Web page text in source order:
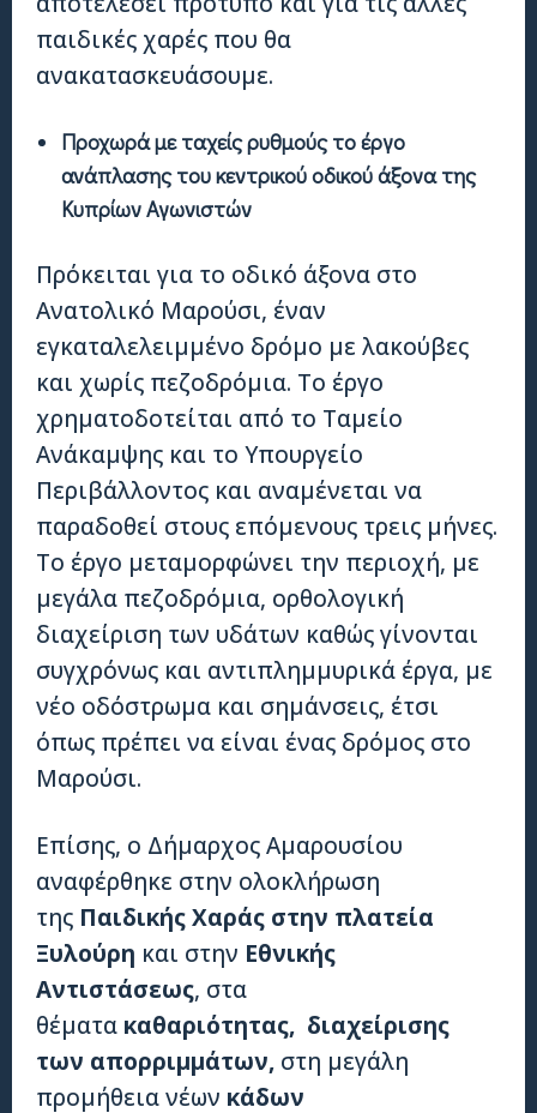
παιδικές χαρές που θα
ανακατασκευάσουμε.
Προχωρά με ταχείς ρυθμούς το έργο
ανάπλασης του κεντρικού οδικού άξονα της
Κυπρίων Αγωνιστών
Πρόκειται για το οδικό άξονα στο
Ανατολικό Μαρούσι, έναν
εγκαταλελειμμένο δρόμο με λακούβες
και χωρίς πεζοδρόμια. Το έργο
χρηματοδοτείται από το Ταμείο
Ανάκαμψης και το Υπουργείο
Περιβάλλοντος και αναμένεται να
παραδοθεί στους επόμενους τρεις μήνες.
Το έργο μεταμορφώνει την περιοχή, με
μεγάλα πεζοδρόμια, ορθολογική
διαχείριση των υδάτων καθώς γίνονται
συγχρόνως και αντιπλημμυρικά έργα, με
νέο οδόστρωμα και σημάνσεις, έτσι
όπως πρέπει να είναι ένας δρόμος στο
Μαρούσι.
Επίσης, ο Δήμαρχος Αμαρουσίου
αναφέρθηκε στην ολοκλήρωση
της Παιδικής Χαράς στην πλατεία
Ξυλούρη και στην Εθνικής
Αντιστάσεως, στα
θέματα καθαριότητας, διαχείρισης
των απορριμμάτων, στη μεγάλη
προμήθεια νέων κάδων